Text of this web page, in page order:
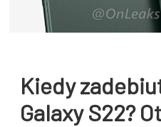
Kiedy
Galaxy S22?